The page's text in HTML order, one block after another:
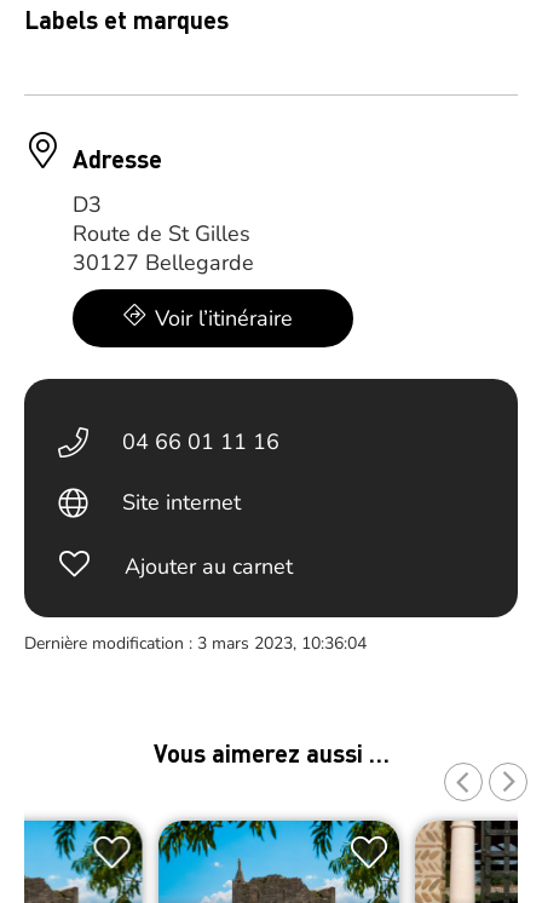
Labels et marques
Adresse
D3
Route de St Gilles
30127 Bellegarde
Voir l’itinéraire
04 66 01 11 16
Site internet
Ajouter au carnet
Dernière modification : 3 mars 2023, 10:36:04
Vous aimerez aussi …